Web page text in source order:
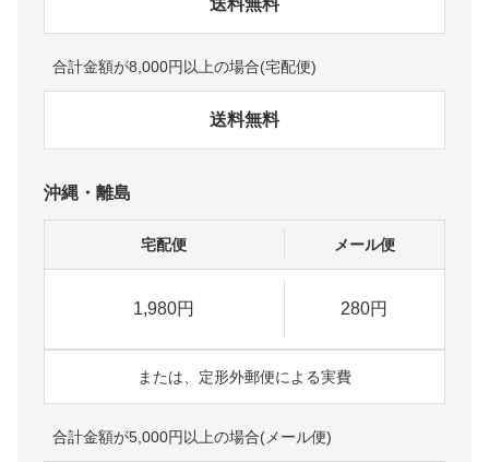
送料無料
合計金額が8,000円以上の場合(宅配便)
送料無料
沖縄・離島
宅配便 メール便
1,980円 280円
または、定形外郵便による実費
合計金額が5,000円以上の場合(メール便)